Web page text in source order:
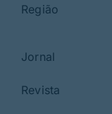
Região
Jornal
Revista